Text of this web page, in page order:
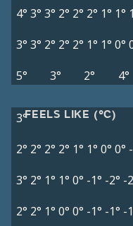
4° 3° 3° 2° 2° 2° 1° 1°
3° 3° 2° 2° 2° 1° 1° 0°
5°
3° 2° 4°
FEELS LIKE (°C)
3°
2° 2° 2° 2° 1° 1° 0° 0°
3° 2° 1° 1° 0° -1° -2° -
2° 2° 1° 0° 0° -1° -1° -